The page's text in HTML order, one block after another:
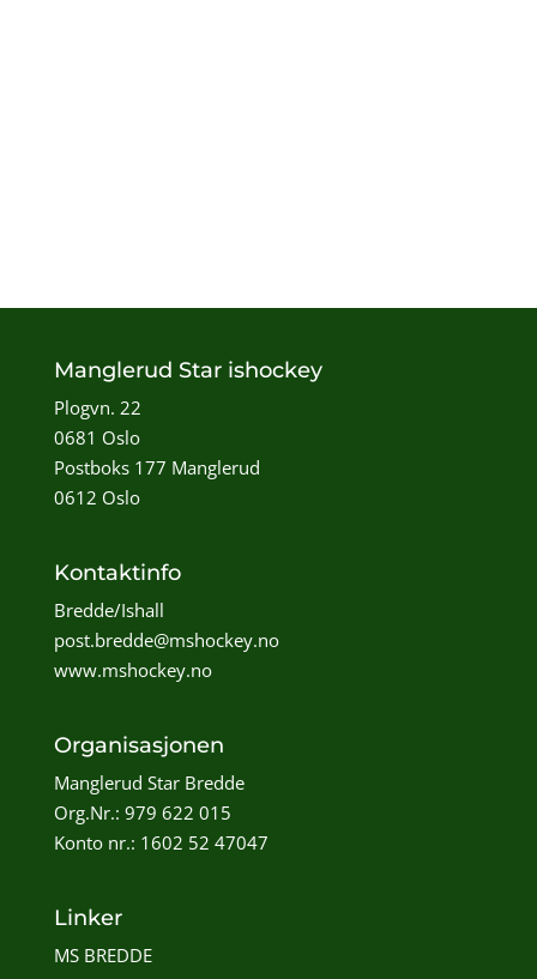
Manglerud Star ishockey
Plogvn. 22
0681 Oslo
Postboks 177 Manglerud
0612 Oslo
Kontaktinfo
Bredde/Ishall
post.bredde@mshockey.no
www.mshockey.no
Organisasjonen
Manglerud Star Bredde
Org.Nr.: 979 622 015
Konto nr.: 1602 52 47047
Linker
MS BREDDE